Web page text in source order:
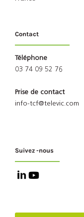
Contact
Téléphone
03 74 09 52 76
Prise de contact
info-tcf@televic.com
Suivez -nous